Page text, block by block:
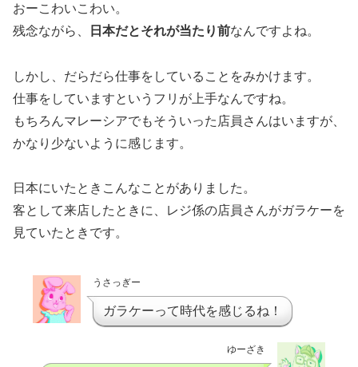
おーこわいこわい。
残念ながら、
日本だとそれが当たり前なんですよね。
しかし、だらだら仕事をしていることをみかけます。
仕事をしていますというフリが上手なんですね。
もちろんマレーシアでもそういった店員さんはいますが、
かなり少ないように感じます。
日本にいたときこんなことがありました。
客として来店したときに、レジ係の店員さんがガラケーを
見ていたときです。
うさっぎー
ガラケーって時代を感じるね！
ゆーざき